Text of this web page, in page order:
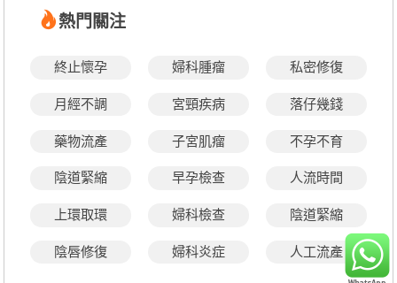
熱門關注
終止懷孕 婦科腫瘤 私密修復
月經不調 宮頸疾病 落仔幾錢
藥物流產 子宮肌瘤 不孕不育
陰道緊縮 早孕檢查 人流時間
上環取環 婦科檢查 陰道緊縮
陰唇修復 婦科炎症 人工流產